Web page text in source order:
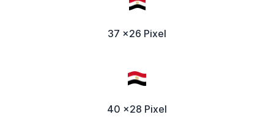
37 x26 Pixel
40 x28 Pixel